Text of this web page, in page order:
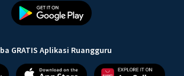
GRATIS Aplikasi Ruangguru